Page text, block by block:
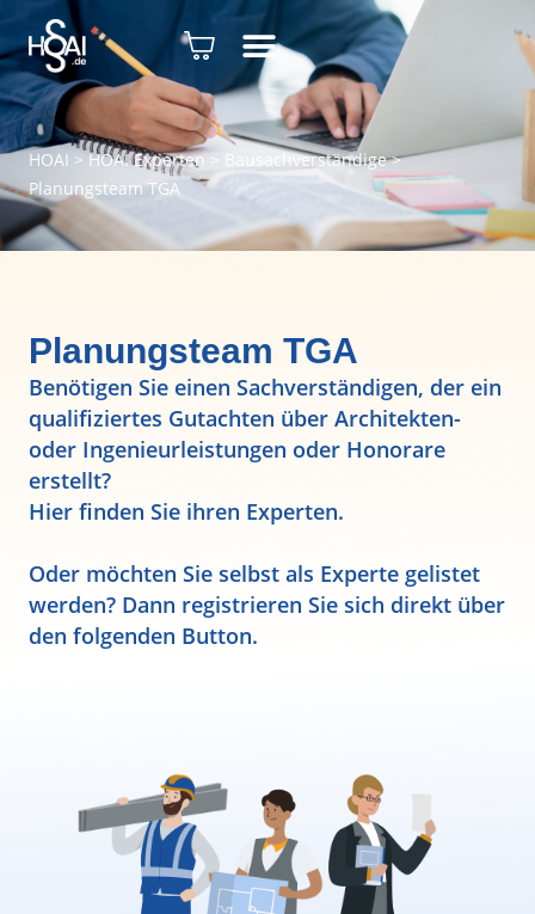
HOAI > HOAI Experten> Bausachverständige>
Planungsteam TGA
Planungsteam TGA
Benötigen Sie einen Sachverständigen, der ein
qualifiziertes Gutachten über Architekten-
oder Ingenieurleistungen oder Honorare
erstellt?
Hier finden Sie ihren Experten.
Oder möchten Sie selbst als Experte gelistet
werden? Dann registrieren Sie sich direkt über
den folgenden Button.